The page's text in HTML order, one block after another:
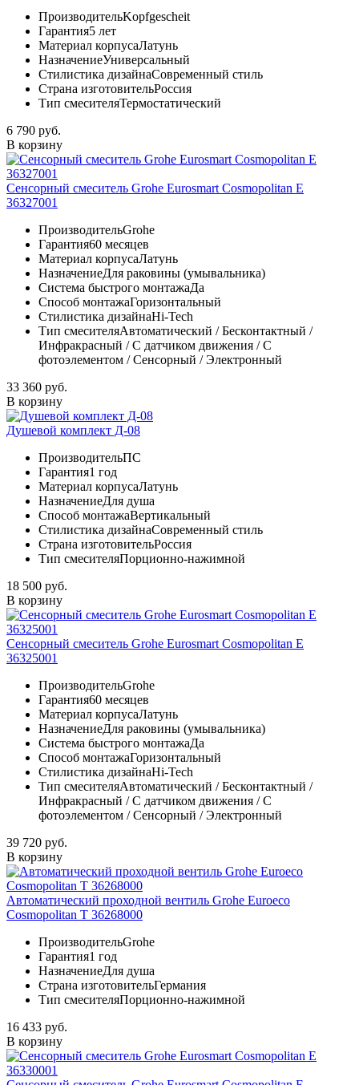
ПроизводительKopfgescheit
Гарантия5 лет
Материал корпусаЛатунь
НазначениеУниверсальный
Стилистика дизайнаСовременный стиль
Страна изготовительРоссия
Тип смесителяТермостатический
6 790 руб.
В корзину
Сенсорный смеситель Grohe Eurosmart Cosmopolitan E
36327001
ПроизводительGrohe
Гарантия60 месяцев
Материал корпусаЛатунь
НазначениеДля раковины (умывальника)
Система быстрого монтажаДа
Способ монтажаГоризонтальный
Стилистика дизайнаHi-Tech
Тип смесителяАвтоматический / Бесконтактный /
Инфракрасный / С датчиком движения / С
фотоэлементом / Сенсорный / Электронный
33 360 руб.
В корзину
Душевой комплект Д-08
ПроизводительПС
Гарантия1 год
Материал корпусаЛатунь
НазначениеДля душа
Способ монтажаВертикальный
Стилистика дизайнаСовременный стиль
Страна изготовительРоссия
Тип смесителяПорционно-нажимной
18 500 руб.
В корзину
Сенсорный смеситель Grohe Eurosmart Cosmopolitan E
36325001
ПроизводительGrohe
Гарантия60 месяцев
Материал корпусаЛатунь
НазначениеДля раковины (умывальника)
Система быстрого монтажаДа
Способ монтажаГоризонтальный
Стилистика дизайнаHi-Tech
Тип смесителяАвтоматический / Бесконтактный /
Инфракрасный / С датчиком движения / С
фотоэлементом / Сенсорный / Электронный
39 720 руб.
В корзину
Автоматический проходной вентиль Grohe Euroeco
Cosmopolitan T 36268000
ПроизводительGrohe
Гарантия1 год
НазначениеДля душа
Страна изготовительГермания
Тип смесителяПорционно-нажимной
16 433 руб.
В корзину